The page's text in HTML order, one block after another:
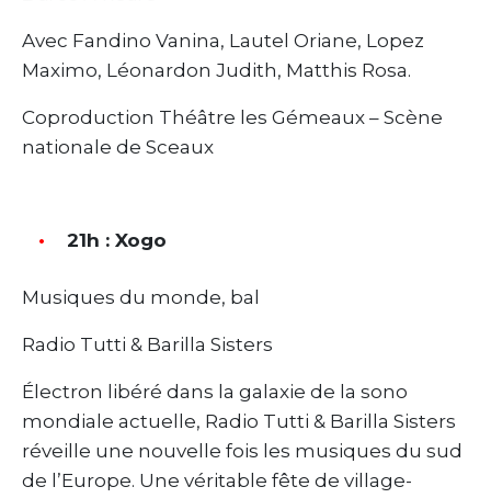
Avec Fandino Vanina, Lautel Oriane, Lopez
Maximo, Léonardon Judith, Matthis Rosa.
Coproduction Théâtre les Gémeaux – Scène
nationale de Sceaux
21h : Xogo
Musiques du monde, bal
Radio Tutti & Barilla Sisters
Électron libéré dans la galaxie de la sono
mondiale actuelle, Radio Tutti & Barilla Sisters
réveille une nouvelle fois les musiques du sud
de l’Europe. Une véritable fête de village-